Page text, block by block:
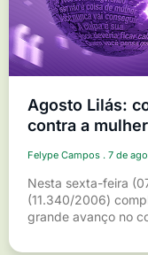
Agosto Lilás:
contra a
Felype Campos 7 de
Nesta sexta-feira
(11.340/2006)
grande avanço no